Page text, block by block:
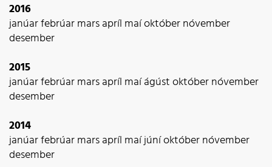
2016
janúarfebrúarmarsapríl maíoktóbernóvember
desember
2015
janúarfebrúarmarsapríl maíágústoktóbernóvember
desember
2014
janúarfebrúarmarsapríl maíjúníoktóbernóvember
desember